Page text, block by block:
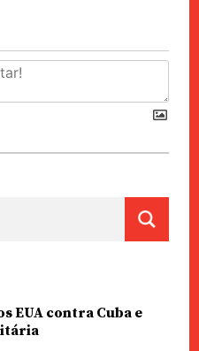
EUA contra Cuba e